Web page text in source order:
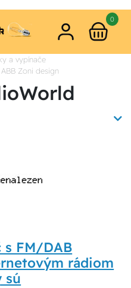
0
a vypínače
ABB Zoni design
s FM/DAB
rádiom
sú